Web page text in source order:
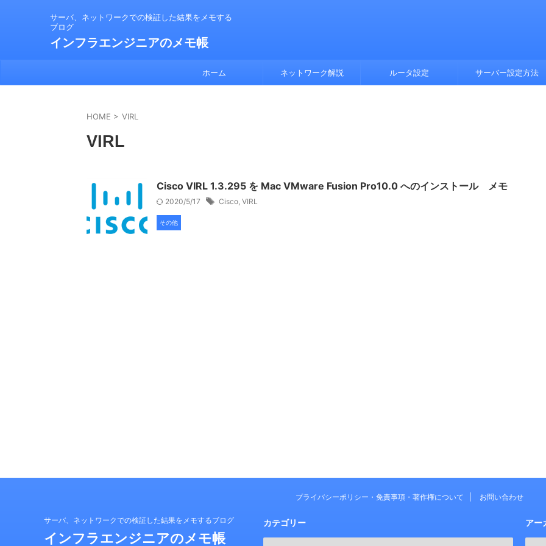
サーバ、ネットワークでの検証した結果をメモする
ブログ
インフラエンジニアのメモ帳
ホーム ネットワーク解説 ルータ設定 サーバー設定方法
HOME > VIRL
VIRL
Cisco VIRL 1.3.295 を Mac VMware Fusion Pro10.0 へのインストール メモ
2020/5/17 Cisco, VIRL
その他
プライバシーポリシー・免責事項・著作権について お問い合わせ
カテゴリー アー
サーバ、ネットワークでの検証した結果をメモするブログ
インフラエンジニアのメモ帳